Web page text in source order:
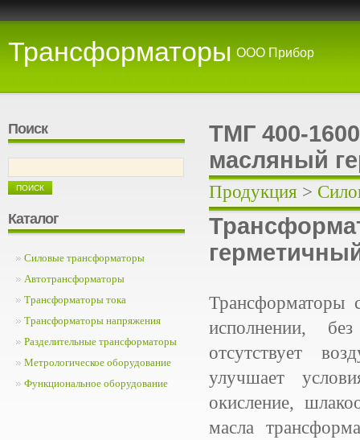
Трансформаторы ООО Прибор
Поиск
Каталог
Силовые трансформаторы
Автотрансформаторы
Трансформаторы тока
Трансформаторы напряжения
Разделительные трансформаторы
Метрологическое оборудование
Функциональное оборудование
ТМГ 400-
масляный
Продукция >
Трансформаторы
исполнении,
отсутствует
улучшает
окисление,
масла